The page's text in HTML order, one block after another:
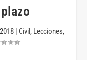
| Civil , Lecciones,